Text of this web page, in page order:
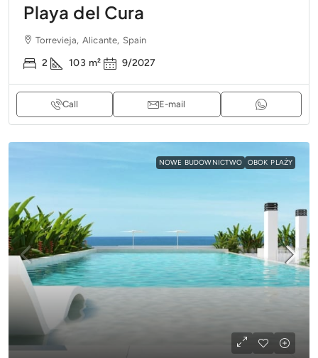
Playa del Cura
Torrevieja, Alicante, Spain
2 103 m² 9/2027
Call E-mail
NOWE BUDOWNICTWO OBOK PLAŻY